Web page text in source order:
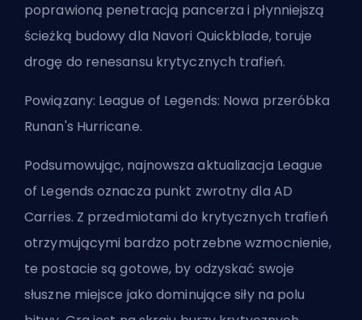
poprawioną penetracją pancerza i płynniejszą
ścieżką budowy dla Navori Quickblade, toruje
drogę do renesansu krytycznych trafień.
Powiązany: League of Legends: Nowa przeróbka
Runan's Hurricane.
Podsumowując, najnowsza aktualizacja League
of Legends oznacza punkt zwrotny dla AD
Carries. Z przedmiotami do krytycznych trafień
otrzymującymi bardzo potrzebne wzmocnienie,
te postacie są gotowe, by odzyskać swoje
słuszne miejsce jako dominujące siły na polu